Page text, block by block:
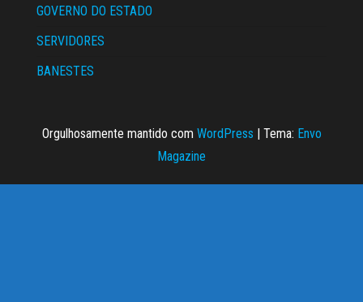
GOVERNO DO ESTADO
SERVIDORES
BANESTES
Orgulhosamente mantido com WordPress | Tema: Envo
Magazine